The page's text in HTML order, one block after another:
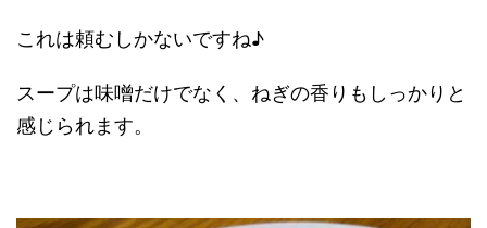
これは頼むしかないですね♪
スープは味噌だけでなく、ねぎの香りもしっかりと
感じられます。